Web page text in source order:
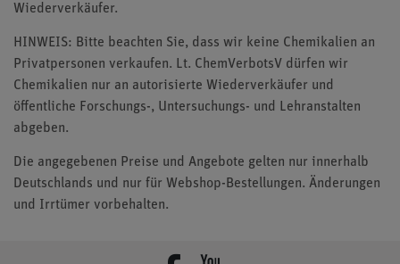
Wiederverkäufer.
HINWEIS: Bitte beachten Sie, dass wir keine Chemikalien an
Privatpersonen verkaufen. Lt. ChemVerbotsV dürfen wir
Chemikalien nur an autorisierte Wiederverkäufer und
öffentliche Forschungs-, Untersuchungs- und Lehranstalten
abgeben.
Die angegebenen Preise und Angebote gelten nur innerhalb
Deutschlands und nur für Webshop-Bestellungen. Änderungen
und Irrtümer vorbehalten.